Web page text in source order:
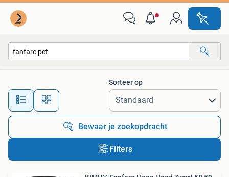
Alle afstanden…
Sorteer op
Bewaar je zoekopdracht
Filters